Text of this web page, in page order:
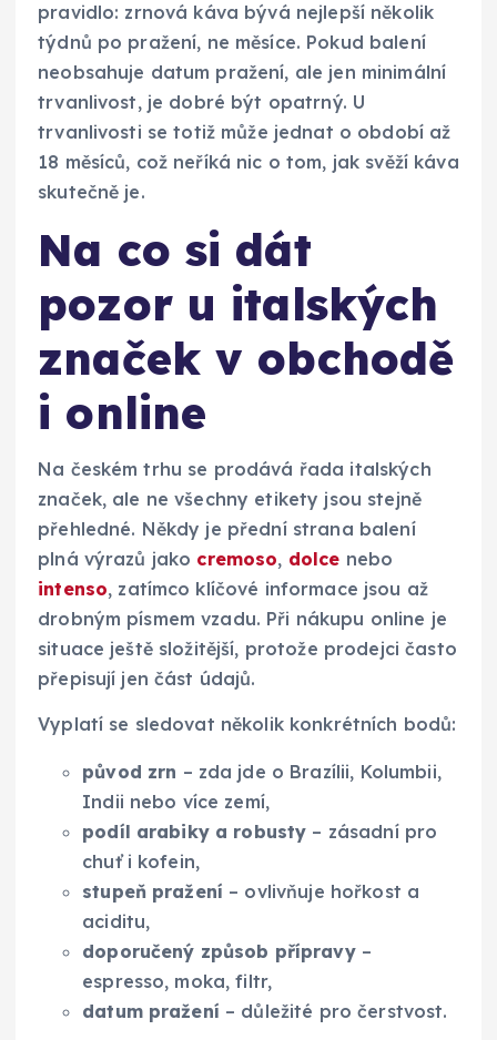
pravidlo: zrnová káva bývá nejlepší několik
týdnů po pražení, ne měsíce. Pokud balení
neobsahuje datum pražení, ale jen minimální
trvanlivost, je dobré být opatrný. U
trvanlivosti se totiž může jednat o období až
18 měsíců, což neříká nic o tom, jak svěží káva
skutečně je.
Na co si dát
pozor u italských
značek v obchodě
i online
Na českém trhu se prodává řada italských
značek, ale ne všechny etikety jsou stejně
přehledné. Někdy je přední strana balení
plná výrazů jako cremoso, dolce nebo
intenso, zatímco klíčové informace jsou až
drobným písmem vzadu. Při nákupu online je
situace ještě složitější, protože prodejci často
přepisují jen část údajů.
Vyplatí se sledovat několik konkrétních bodů:
původ zrn – zda jde o Brazílii, Kolumbii,
Indii nebo více zemí,
podíl arabiky a robusty – zásadní pro
chuť i kofein,
stupeň pražení – ovlivňuje hořkost a
aciditu,
doporučený způsob přípravy–
espresso, moka, filtr,
datum pražení – důležité pro čerstvost.